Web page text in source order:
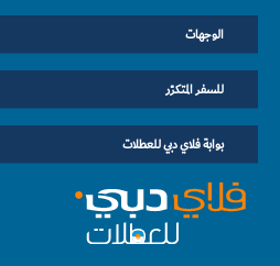
الوجهات
للسفر المتكرّر
بوابة فلاي دبي للعطلات